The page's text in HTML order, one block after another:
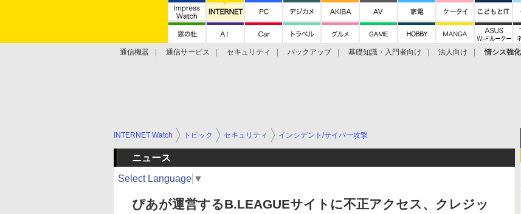
通信機器 通信サービス セキュリティ バックアップ 基礎知識・入門者向け 法人向け 情シス強
INTERNET Watch トピック セキュリティ インシデント/サイバー攻撃
ニュース
Select Language ▼
ぴあが運営するB.LEAGUEサイトに不正アクセス、クレジッ